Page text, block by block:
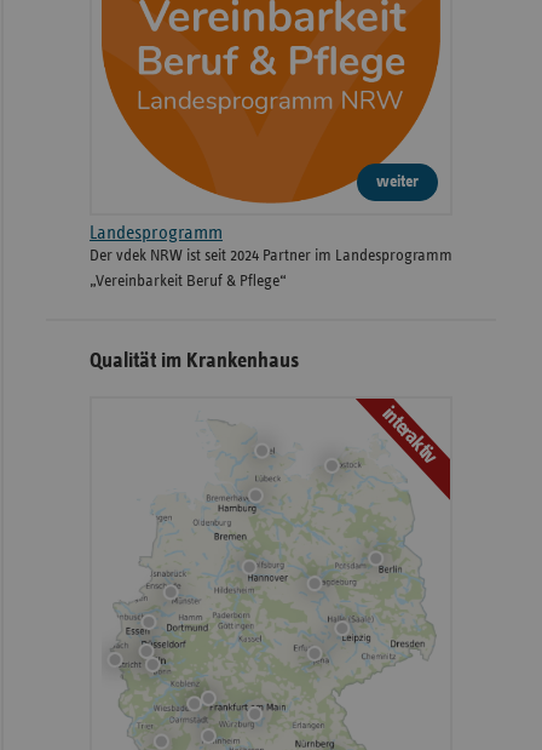
weiter
Landesprogramm
Der vdek NRW ist seit 2024 Partner im Landesprogramm
„Vereinbarkeit Beruf & Pflege“
Qualität im Krankenhaus
interaktiv